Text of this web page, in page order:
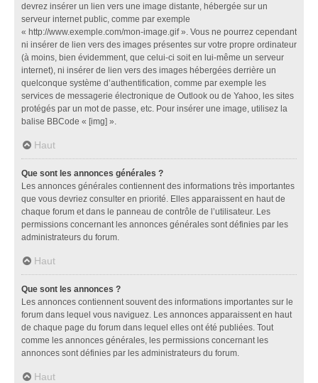
devrez insérer un lien vers une image distante, hébergée sur un
serveur internet public, comme par exemple
« http://www.exemple.com/mon-image.gif ». Vous ne pourrez cependant
ni insérer de lien vers des images présentes sur votre propre ordinateur
(à moins, bien évidemment, que celui-ci soit en lui-même un serveur
internet), ni insérer de lien vers des images hébergées derrière un
quelconque système d’authentification, comme par exemple les
services de messagerie électronique de Outlook ou de Yahoo, les sites
protégés par un mot de passe, etc. Pour insérer une image, utilisez la
balise BBCode « [img] ».
Haut
Que sont les annonces générales ?
Les annonces générales contiennent des informations très importantes
que vous devriez consulter en priorité. Elles apparaissent en haut de
chaque forum et dans le panneau de contrôle de l’utilisateur. Les
permissions concernant les annonces générales sont définies par les
administrateurs du forum.
Haut
Que sont les annonces ?
Les annonces contiennent souvent des informations importantes sur le
forum dans lequel vous naviguez. Les annonces apparaissent en haut
de chaque page du forum dans lequel elles ont été publiées. Tout
comme les annonces générales, les permissions concernant les
annonces sont définies par les administrateurs du forum.
Haut